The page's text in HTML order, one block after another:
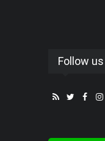
Follow us